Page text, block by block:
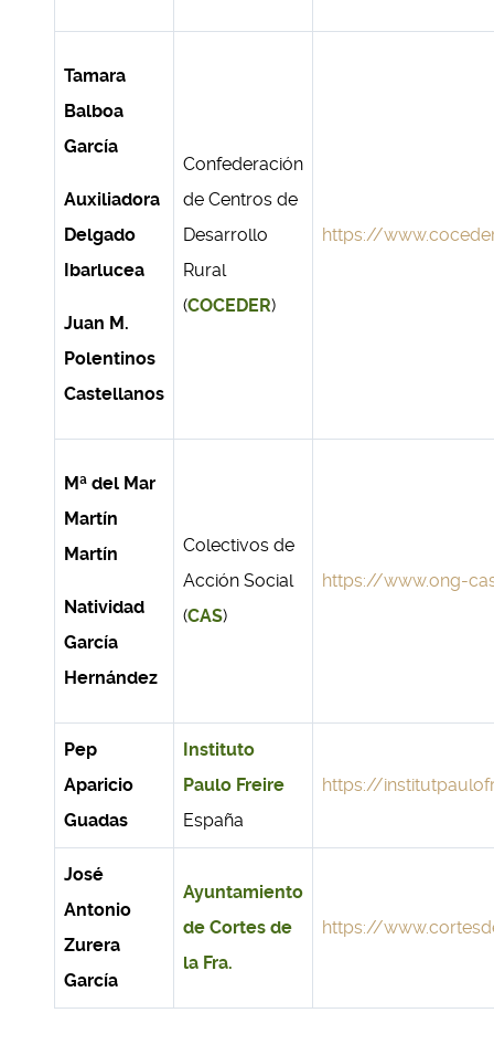
Tamara
Balboa
García
Auxiliadora
Delgado
Ibarlucea
Juan M.
Polentinos
Castellanos
Confederación
de Centros de
Desarrollo
Rural
(COCEDER)
https://
Mª del Mar
Martín
Martín
Natividad
García
Hernández
Colectivos de
Acción Social
(CAS)
https://www.ong-
Pep
Aparicio
Guadas
Instituto
Paulo Freire
España
https://
José
Antonio
Zurera
García
Ayuntamiento
de Cortes de
la Fra.
https://